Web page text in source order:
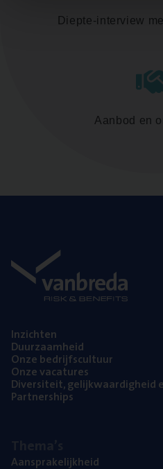
Diepte-interview
Aanbod en
Inzich­ten
Duur­zaam­heid
Onze bedrijfs­cul­tuur
Onze vaca­tu­res
Diver­si­teit, gelijk­waar­dig­heid
Part­ner­ships
Aan­spra­ke­lijk­heid